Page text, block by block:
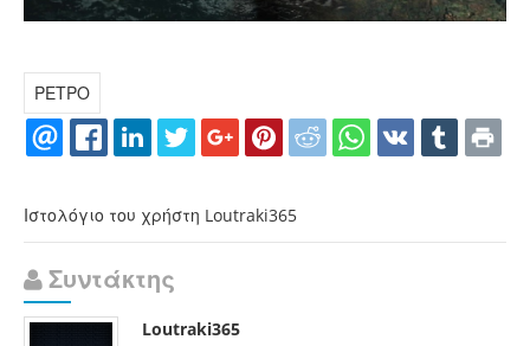
ΡΕΤΡΟ
Ιστολόγιο του χρήστη Loutraki365
Συντάκτης
Loutraki365